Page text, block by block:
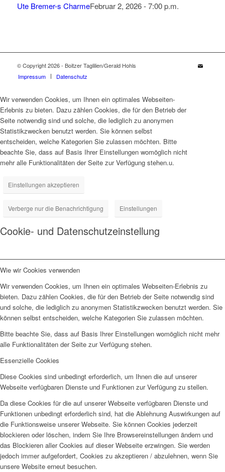
Ute Bremer-s CharmeFebruar 2, 2026 - 7:00 p.m.
© Copyright 2026 - Boitzer Taglilien/Gerald Hohls
Impressum
Datenschutz
Wir verwenden Cookies, um Ihnen ein optimales Webseiten-
Erlebnis zu bieten. Dazu zählen Cookies, die für den Betrieb der
Seite notwendig sind und solche, die lediglich zu anonymen
Statistikzwecken benutzt werden. Sie können selbst
entscheiden, welche Kategorien Sie zulassen möchten. Bitte
beachte Sie, dass auf Basis Ihrer Einstellungen womöglich nicht
mehr alle Funktionalitäten der Seite zur Verfügung stehen.u.
Einstellungen akzeptieren
Verberge nur die Benachrichtigung Einstellungen
Cookie- und Datenschutzeinstellung
Wie wir Cookies verwenden
Wir verwenden Cookies, um Ihnen ein optimales Webseiten-Erlebnis zu
bieten. Dazu zählen Cookies, die für den Betrieb der Seite notwendig sind
und solche, die lediglich zu anonymen Statistikzwecken benutzt werden. Sie
können selbst entscheiden, welche Kategorien Sie zulassen möchten.
Bitte beachte Sie, dass auf Basis Ihrer Einstellungen womöglich nicht mehr
alle Funktionalitäten der Seite zur Verfügung stehen.
Essenzielle Cookies
Diese Cookies sind unbedingt erforderlich, um Ihnen die auf unserer
Webseite verfügbaren Dienste und Funktionen zur Verfügung zu stellen.
Da diese Cookies für die auf unserer Webseite verfügbaren Dienste und
Funktionen unbedingt erforderlich sind, hat die Ablehnung Auswirkungen auf
die Funktionsweise unserer Webseite. Sie können Cookies jederzeit
blockieren oder löschen, indem Sie Ihre Browsereinstellungen ändern und
das Blockieren aller Cookies auf dieser Webseite erzwingen. Sie werden
jedoch immer aufgefordert, Cookies zu akzeptieren / abzulehnen, wenn Sie
unsere Website erneut besuchen.